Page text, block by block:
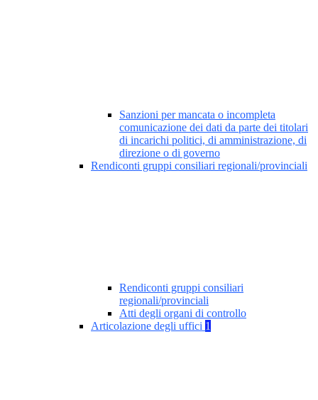
Sanzioni per mancata o incompleta
comunicazione dei dati da parte dei titolari
di incarichi politici, di amministrazione, di
direzione o di governo
Rendiconti gruppi consiliari regionali/provinciali
Rendiconti gruppi consiliari
regionali/provinciali
Atti degli organi di controllo
Articolazione degli uffici 1